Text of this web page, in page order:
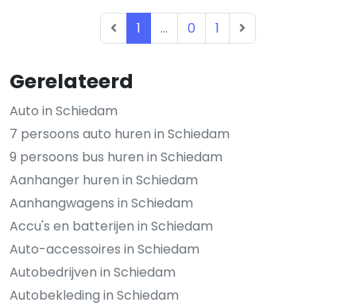
Gerelateerd
Auto in Schiedam
7 persoons auto huren in Schiedam
9 persoons bus huren in Schiedam
Aanhanger huren in Schiedam
Aanhangwagens in Schiedam
Accu's en batterijen in Schiedam
Auto-accessoires in Schiedam
Autobedrijven in Schiedam
Autobekleding in Schiedam
1 ... 0 1